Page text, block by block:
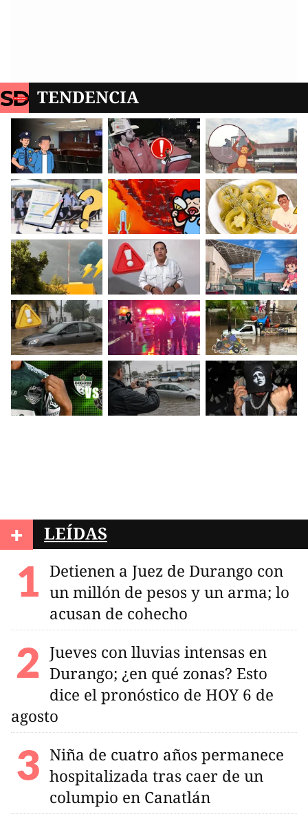
TENDENCIA
+ LEÍDAS
Detienen a Juez de Durango con
un millón de pesos y un arma; lo
acusan de cohecho
Jueves con lluvias intensas en
Durango; ¿en qué zonas? Esto
dice el pronóstico de HOY 6 de
agosto
Niña de cuatro años permanece
hospitalizada tras caer de un
columpio en Canatlán